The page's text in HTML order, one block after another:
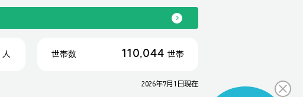
人 世帯数 110,044 世帯
2026年7月1日現在